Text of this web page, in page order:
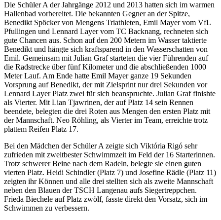
Die Schüler A der Jahrgänge 2012 und 2013 hatten sich im warmen
Hallenbad vorbereitet. Die bekannten Gegner an der Spitze,
Benedikt Spöcker von Mengens Triathleten, Emil Mayer vom VfL
Pfullingen und Lennard Layer vom TC Backnang, rechneten sich
gute Chancen aus. Schon auf den 200 Metern im Wasser taktierte
Benedikt und hängte sich kraftsparend in den Wasserschatten von
Emil. Gemeinsam mit Julian Graf starteten die vier Führenden auf
die Radstrecke über fünf Kilometer und die abschließenden 1000
Meter Lauf. Am Ende hatte Emil Mayer ganze 19 Sekunden
Vorsprung auf Benedikt, der mit Zielsprint nur drei Sekunden vor
Lennard Layer Platz zwei für sich beanspruchte. Julian Graf finishte
als Vierter. Mit Lian Tjawrinen, der auf Platz 14 sein Rennen
beendete, belegten die drei Roten aus Mengen den ersten Platz mit
der Mannschaft. Neo Röhling, als Vierter im Team, erreichte trotz
plattem Reifen Platz 17.
Bei den Mädchen der Schüler A zeigte sich Viktória Rigó sehr
zufrieden mit zweitbester Schwimmzeit im Feld der 16 Starterinnen.
Trotz schwerer Beine nach dem Radeln, belegte sie einen guten
vierten Platz. Heidi Schindler (Platz 7) und Josefine Rädle (Platz 11)
zeigten ihr Können und alle drei stellten sich als zweite Mannschaft
neben den Blauen der TSCH Langenau aufs Siegertreppchen.
Frieda Biechele auf Platz zwölf, fasste direkt den Vorsatz, sich im
Schwimmen zu verbessern.